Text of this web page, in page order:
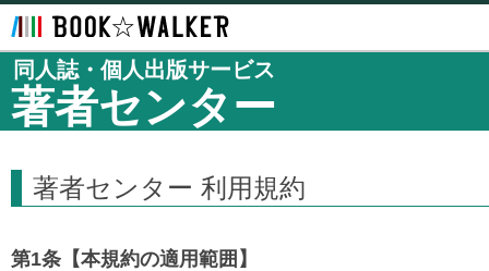
BOOK☆WALKER
同人誌・個人出版サービス
著者センター
著者センター 利用規約
【本規約の適用範囲】